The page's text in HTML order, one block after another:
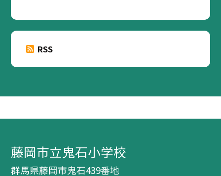
RSS
藤岡市立鬼石小学校
群馬県藤岡市鬼石439番地